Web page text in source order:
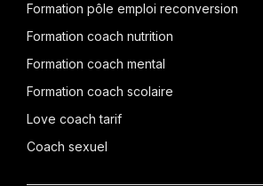
Formation pôle emploi reconversion
Formation coach nutrition
Formation coach mental
Formation coach scolaire
Love coach tarif
Coach sexuel